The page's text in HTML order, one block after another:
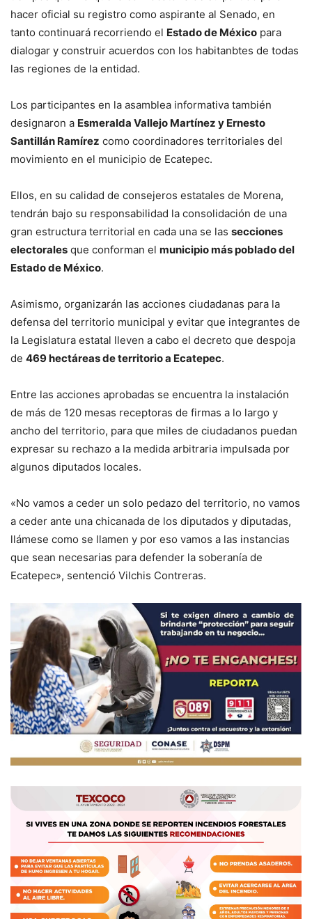
hacer oficial su registro como aspirante al Senado, en
tanto continuará recorriendo el Estado de México para
dialogar y construir acuerdos con los habitanbtes de todas
las regiones de la entidad.
Los participantes en la asamblea informativa también
designaron a Esmeralda Vallejo Martínez y Ernesto
Santillán Ramírez como coordinadores territoriales del
movimiento en el municipio de Ecatepec.
Ellos, en su calidad de consejeros estatales de Morena,
tendrán bajo su responsabilidad la consolidación de una
gran estructura territorial en cada una se las secciones
electorales que conforman el municipio más poblado del
Estado de México.
Asimismo, organizarán las acciones ciudadanas para la
defensa del territorio municipal y evitar que integrantes de
la Legislatura estatal lleven a cabo el decreto que despoja
de 469 hectáreas de territorio a Ecatepec.
Entre las acciones aprobadas se encuentra la instalación
de más de 120 mesas receptoras de firmas a lo largo y
ancho del territorio, para que miles de ciudadanos puedan
expresar su rechazo a la medida arbitraria impulsada por
algunos diputados locales.
«No vamos a ceder un solo pedazo del territorio, no vamos
a ceder ante una chicanada de los diputados y diputadas,
llámese como se llamen y por eso vamos a las instancias
que sean necesarias para defender la soberanía de
Ecatepec», sentenció Vilchis Contreras.